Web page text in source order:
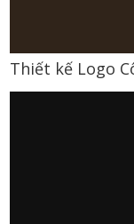
Thiết kế Logo